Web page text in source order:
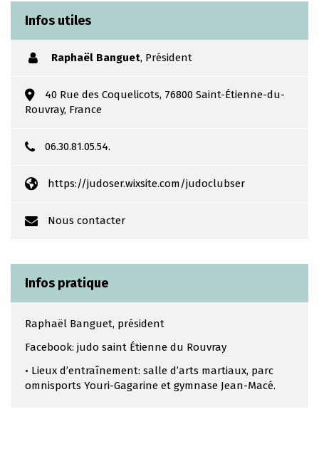
Infos utiles
Raphaël Banguet, Président
40 Rue des Coquelicots, 76800 Saint-Étienne-du-
Rouvray, France
06.30.81.05.54.
https://judoser.wixsite.com/judoclubser
Nous contacter
Infos pratique
Raphaël Banguet, président
Facebook: judo saint Étienne du Rouvray
• Lieux d’entraînement: salle d’arts martiaux, parc
omnisports Youri-Gagarine et gymnase Jean-Macé.